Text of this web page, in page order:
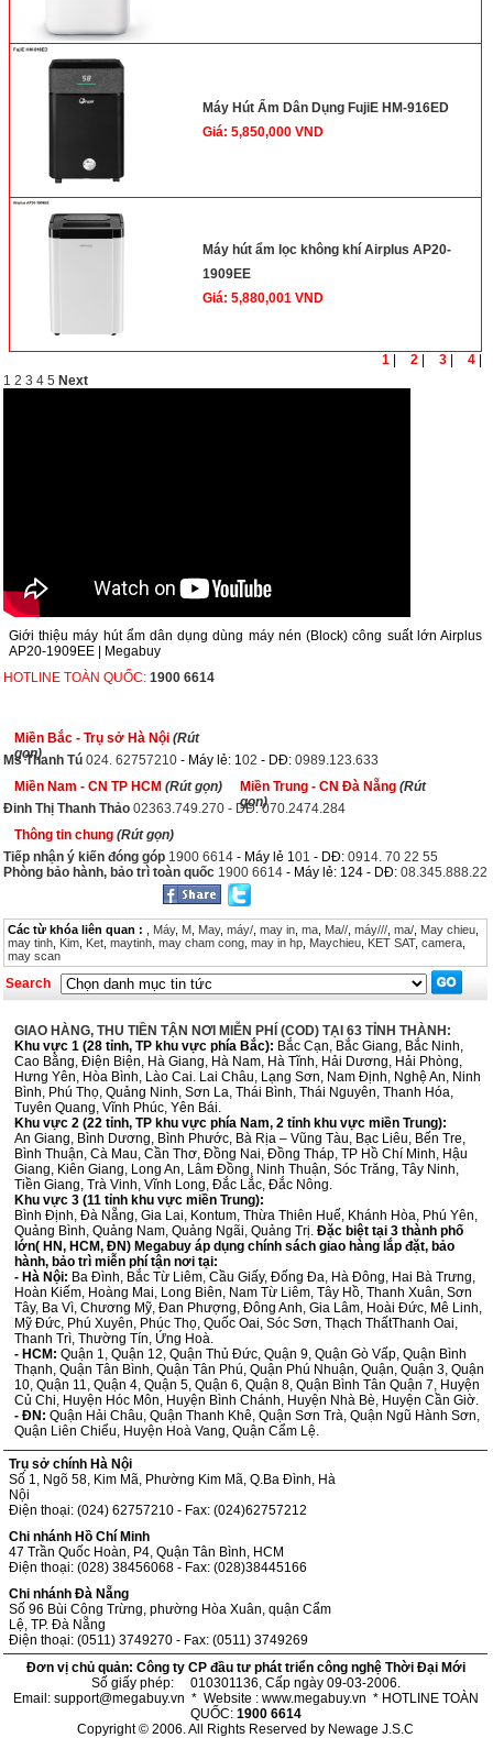
Máy Hút Ẩm Dân Dụng FujiE HM-916ED
Giá: 5,850,000 VND
Máy hút ẩm lọc không khí Airplus AP20-
1909EE
Giá: 5,880,001 VND
1 2 3 4
1 2 3 4 5 Next
Giới thiệu máy hút ẩm dân dụng dùng máy nén (Block) công suất lớn Airplus
AP20-1909EE | Megabuy
HOTLINE TOÀN QUỐC: 1900 6614
Miền Bắc - Trụ sở Hà Nội (Rút
gọn)
Ms Thanh Tú 024. 62757210 - Máy lẻ: 102 - DĐ: 0989.123.633
Miền Nam - CN TP HCM (Rút gọn) Miền Trung - CN Đà Nẵng (Rút
gọn)
Đinh Thị Thanh Thảo 02363.749.270 - DĐ: 070.2474.284
Thông tin chung (Rút gọn)
Tiếp nhận ý kiến đóng góp 1900 6614 - Máy lẻ 101 - DĐ: 0914. 70 22 55
Phòng bảo hành, bảo trì toàn quốc 1900 6614 - Máy lẻ: 124 - DĐ: 08.345.888.22
Các từ khóa liên quan : Máy, M May, máy/ may in ma Ma// máy/// ma/ May chieu
may tinh Kim Ket maytinh may cham cong may in hp Maychieu KET SAT, camera
may scan
Search
GIAO HÀNG, THU TIỀN TẬN NƠI MIỄN PHÍ (COD) TẠI 63 TỈNH THÀNH:
Khu vực 1 (28 tỉnh, TP khu vực phía Bắc): Bắc Cạn, Bắc Giang, Bắc Ninh,
Cao Bằng, Điện Biện, Hà Giang, Hà Nam, Hà Tĩnh, Hải Dương, Hải Phòng,
Hưng Yên, Hòa Bình, Lào Cai. Lai Châu, Lạng Sơn, Nam Định, Nghệ An, Ninh
Bình, Phú Thọ, Quảng Ninh, Sơn La, Thái Bình, Thái Nguyên, Thanh Hóa,
Tuyên Quang, Vĩnh Phúc, Yên Bái.
Khu vực 2 (22 tỉnh, TP khu vực phía Nam, 2 tỉnh khu vực miền Trung):
An Giang, Bình Dương, Bình Phước, Bà Rịa – Vũng Tàu, Bạc Liêu, Bến Tre,
Bình Thuận, Cà Mau, Cần Thơ, Đồng Nai, Đồng Tháp, TP Hồ Chí Minh, Hậu
Giang, Kiên Giang, Long An, Lâm Đồng, Ninh Thuận, Sóc Trăng, Tây Ninh,
Tiền Giang, Trà Vinh, Vĩnh Long, Đắc Lắc, Đắc Nông.
Khu vực 3 (11 tỉnh khu vực miền Trung):
Bình Định, Đà Nẵng, Gia Lai, Kontum, Thừa Thiên Huế, Khánh Hòa, Phú Yên,
Quảng Bình, Quảng Nam, Quảng Ngãi, Quảng Trị. Đặc biệt tại 3 thành phố
lớn( HN, HCM, ĐN) Megabuy áp dụng chính sách giao hàng lắp đặt, bảo
hành, bảo trì miễn phí tận nơi tại:
- Hà Nội: Ba Đình, Bắc Từ Liêm, Cầu Giấy, Đống Đa, Hà Đông, Hai Bà Trưng,
Hoàn Kiếm, Hoàng Mai, Long Biên, Nam Từ Liêm, Tây Hồ, Thanh Xuân, Sơn
Tây, Ba Vì, Chương Mỹ, Đan Phượng, Đông Anh, Gia Lâm, Hoài Đức, Mê Linh,
Mỹ Đức, Phú Xuyên, Phúc Thọ, Quốc Oai, Sóc Sơn, Thạch ThấtThanh Oai,
Thanh Trì, Thường Tín, Ứng Hoà.
- HCM: Quận 1, Quận 12, Quận Thủ Đức, Quận 9, Quận Gò Vấp, Quận Bình
Thạnh, Quận Tân Bình, Quận Tân Phú, Quận Phú Nhuận, Quận, Quận 3, Quận
10, Quận 11, Quận 4, Quận 5, Quận 6, Quận 8, Quận Bình Tân Quận 7, Huyện
Củ Chi, Huyện Hóc Môn, Huyện Bình Chánh, Huyện Nhà Bè, Huyện Cần Giờ.
- ĐN: Quận Hải Châu, Quận Thanh Khê, Quận Sơn Trà, Quận Ngũ Hành Sơn,
Quận Liên Chiểu, Huyện Hoà Vang, Quận Cẩm Lệ.
Trụ sở chính Hà Nội
Số 1, Ngõ 58, Kim Mã, Phường Kim Mã, Q.Ba Đình, Hà
Nội
Điện thoại: (024) 62757210 - Fax: (024)62757212
Chi nhánh Hồ Chí Minh
47 Trần Quốc Hoàn, P4, Quận Tân Bình, HCM
Điện thoại: (028) 38456068 - Fax: (028)38445166
Chi nhánh Đà Nẵng
Số 96 Bùi Công Trừng, phường Hòa Xuân, quận Cẩm
Lệ, TP. Đà Nẵng
Điện thoại: (0511) 3749270 - Fax: (0511) 3749269
Đơn vị chủ quản: Công ty CP đầu tư phát triển công nghệ Thời Đại Mới
Số giấy phép: 010301136, Cấp ngày 09-03-2006.
Email: support@megabuy.vn * Website : www.megabuy.vn * HOTLINE TOÀN
QUỐC: 1900 6614
Copyright © 2006. All Rights Reserved by Newage J.S.C